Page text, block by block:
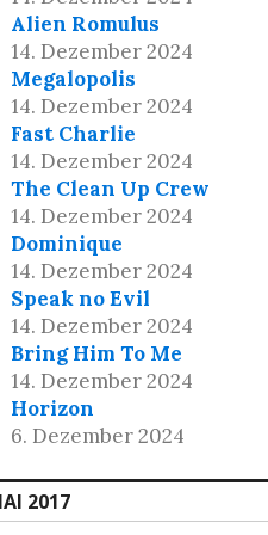
Alien Romulus
14. Dezember 2024
Megalopolis
14. Dezember 2024
Fast Charlie
14. Dezember 2024
The Clean Up Crew
14. Dezember 2024
Dominique
14. Dezember 2024
Speak no Evil
14. Dezember 2024
Bring Him To Me
14. Dezember 2024
Horizon
6. Dezember 2024
2017